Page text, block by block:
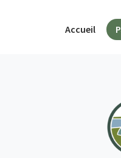
Accueil